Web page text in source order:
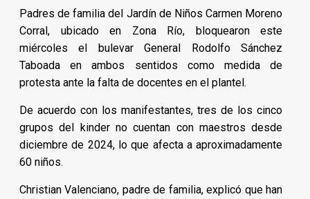
Padres de familia del Jardín de Niños Carmen Moreno
Corral, ubicado en Zona Río, bloquearon este
miércoles el bulevar General Rodolfo Sánchez
Taboada en ambos sentidos como medida de
protesta ante la falta de docentes en el plantel.
De acuerdo con los manifestantes, tres de los cinco
grupos del kinder no cuentan con maestros desde
diciembre de 2024, lo que afecta a aproximadamente
60 niños.
Christian Valenciano, padre de familia, explicó que han